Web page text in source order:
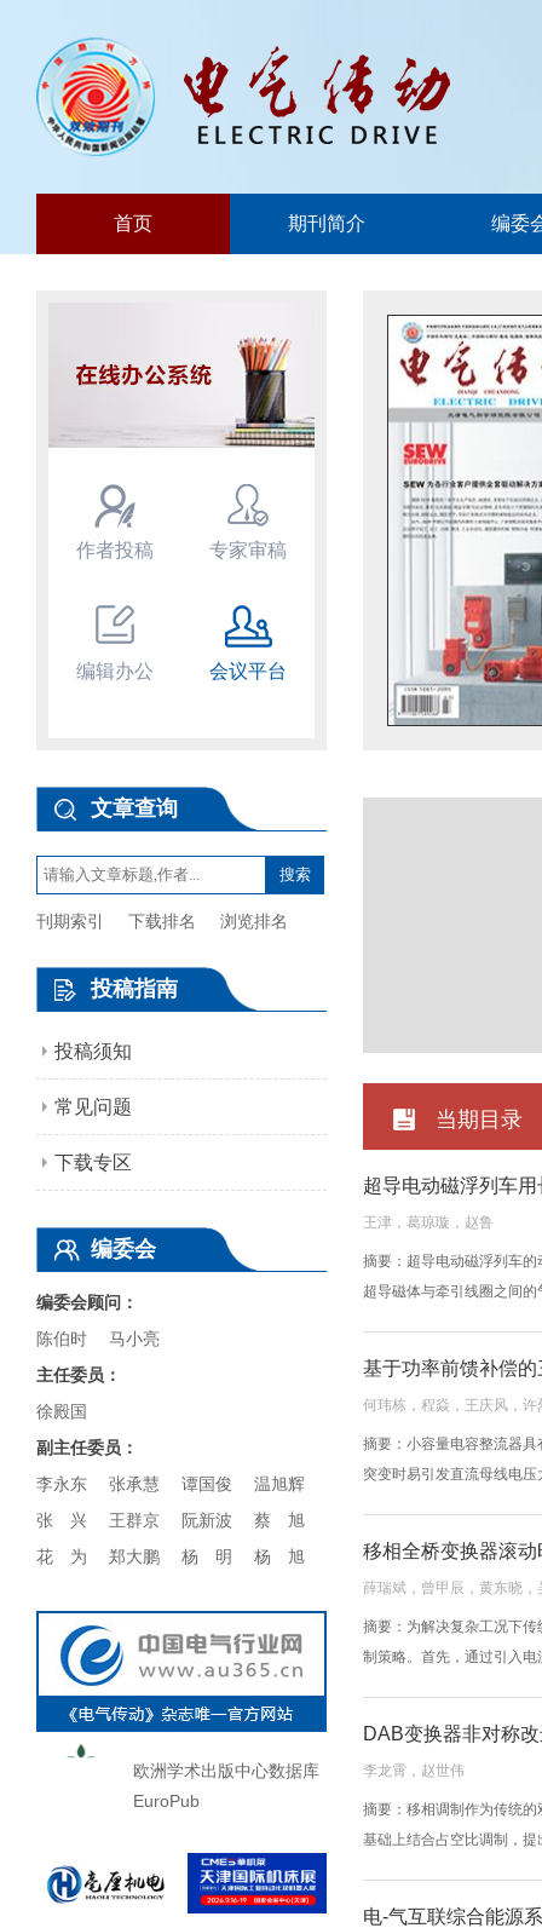
首页 期刊简介 编委
作者投稿 专家审稿
编辑办公 会议平台
文章查询
刊期索引 下载排名 浏览排名
投稿指南
投稿须知
常见问题
下载专区
编委会
编委会顾问：
陈伯时
马小亮
主任委员：
徐殿国
副主任委员：
李永东
张承慧 谭国俊
温旭辉
张 兴
王群京 阮新波
蔡 旭
花 为
郑大鹏 杨 明 杨 旭
欧洲学术出版中心数据库
EuroPub
当期目录
超导电动磁浮列车
王津，葛琼璇，赵鲁
摘要：超导电动磁浮列车
超导磁体与牵引线圈之间
基于功率前馈补偿
何玮栋，程焱，王庆风，许
摘要：小容量电容整流器
突变时易引发直流母线电
移相全桥变换器滚
薛瑞斌，曾甲辰，黄东晓，
摘要：为解决复杂工况下
制策略。首先，通过引入
DAB变换器非对称
李龙霄，赵世伟
摘要：移相调制作为传统
基础上结合占空比调制，
电-气互联综合能源